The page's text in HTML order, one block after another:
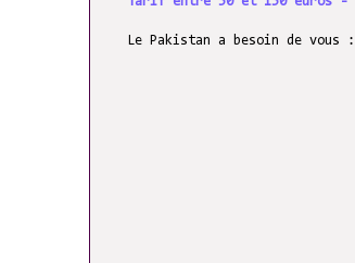
Le Pakistan a besoin de vous :